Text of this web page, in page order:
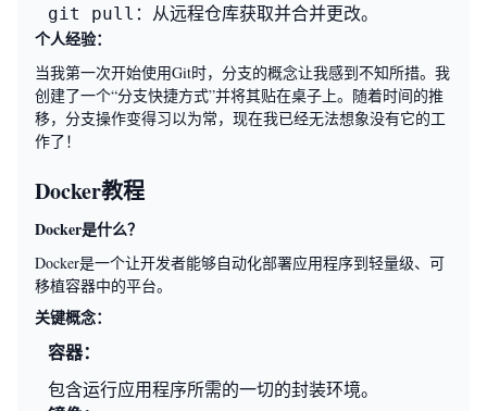
git pull ：从远程仓库获取并合并更改。
个人经验：
当我第一次开始使用Git时，分支的概念让我感到不知所措。我
创建了一个“分支快捷方式”并将其贴在桌子上。随着时间的推
移，分支操作变得习以为常，现在我已经无法想象没有它的工
作了！
Docker教程
Docker是什么？
Docker是一个让开发者能够自动化部署应用程序到轻量级、可
移植容器中的平台。
关键概念：
容器：
包含运行应用程序所需的一切的封装环境。